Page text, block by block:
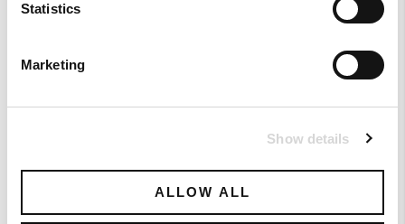
Statistics
Marketing
Show details
ALLOW ALL
NEW COLLECTION
155,40 €